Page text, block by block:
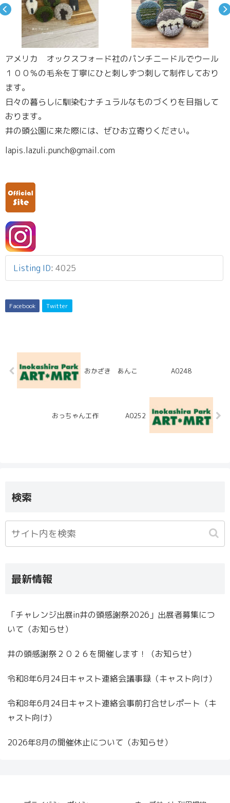
アメリカ オックスフォード社のパンチニードルでウール
１００％の毛糸を丁寧にひと刺しずつ刺して制作しており
ます。
日々の暮らしに馴染むナチュラルなものづくりを目指して
おります。
井の頭公園に来た際には、ぜひお立寄りください。
lapis.lazuli.punch@gmail.com
Listing ID: 4025
Facebook Twitter
おかざき あんこ A0248
おっちゃん工作 A0252
検索
最新情報
「チャレンジ出展in井の頭感謝祭2026」出展者募集につ
いて（お知らせ）
井の頭感謝祭２０２６を開催します！（お知らせ）
令和8年6月24日キャスト連絡会議事録（キャスト向け）
令和8年6月24日キャスト連絡会事前打合せレポート（キ
ャスト向け）
2026年8月の開催休止について（お知らせ）